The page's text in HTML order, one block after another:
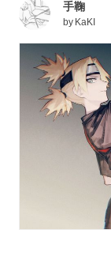
手鞠
by KaKI